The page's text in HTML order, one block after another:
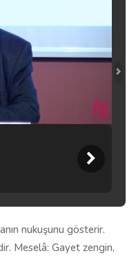
nukuşunu gösterir.
Meselâ: Gayet zengin,